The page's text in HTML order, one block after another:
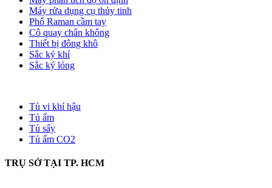
Máy rửa dụng cụ thủy tinh
Phổ Raman cầm tay
Cô quay chân không
Thiết bị đông khô
Sắc ký khí
Sắc ký lỏng
Tủ vi khí hậu
Tủ ấm
Tủ sấy
Tủ ấm CO2
TRỤ SỞ TẠI TP. HCM